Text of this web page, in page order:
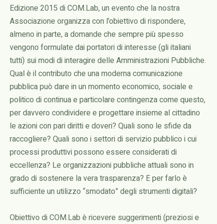
Edizione 2015 di COM.Lab, un evento che la nostra
Associazione organizza con l’obiettivo di rispondere,
almeno in parte, a domande che sempre più spesso
vengono formulate dai portatori di interesse (gli italiani
tutti) sui modi di interagire delle Amministrazioni Pubbliche.
Qual è il contributo che una moderna comunicazione
pubblica può dare in un momento economico, sociale e
politico di continua e particolare contingenza come questo,
per davvero condividere e progettare insieme al cittadino
le azioni con pari diritti e doveri? Quali sono le sfide da
raccogliere? Quali sono i settori di servizio pubblico i cui
processi produttivi possono essere considerati di
eccellenza? Le organizzazioni pubbliche attuali sono in
grado di sostenere la vera trasparenza? E per farlo è
sufficiente un utilizzo “smodato” degli strumenti digitali?
Obiettivo di COM.Lab è ricevere suggerimenti (preziosi e